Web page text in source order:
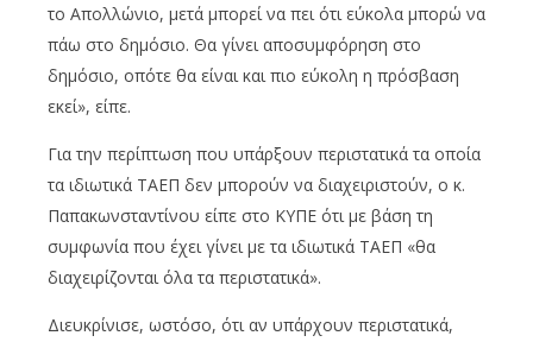
το Απολλώνιο, μετά μπορεί να πει ότι εύκολα μπορώ να
πάω στο δημόσιο. Θα γίνει αποσυμφόρηση στο
δημόσιο, οπότε θα είναι και πιο εύκολη η πρόσβαση
εκεί», είπε.
Για την περίπτωση που υπάρξουν περιστατικά τα οποία
τα ιδιωτικά ΤΑΕΠ δεν μπορούν να διαχειριστούν, ο κ.
Παπακωνσταντίνου είπε στο ΚΥΠΕ ότι με βάση τη
συμφωνία που έχει γίνει με τα ιδιωτικά ΤΑΕΠ «θα
διαχειρίζονται όλα τα περιστατικά».
Διευκρίνισε, ωστόσο, ότι αν υπάρχουν περιστατικά,